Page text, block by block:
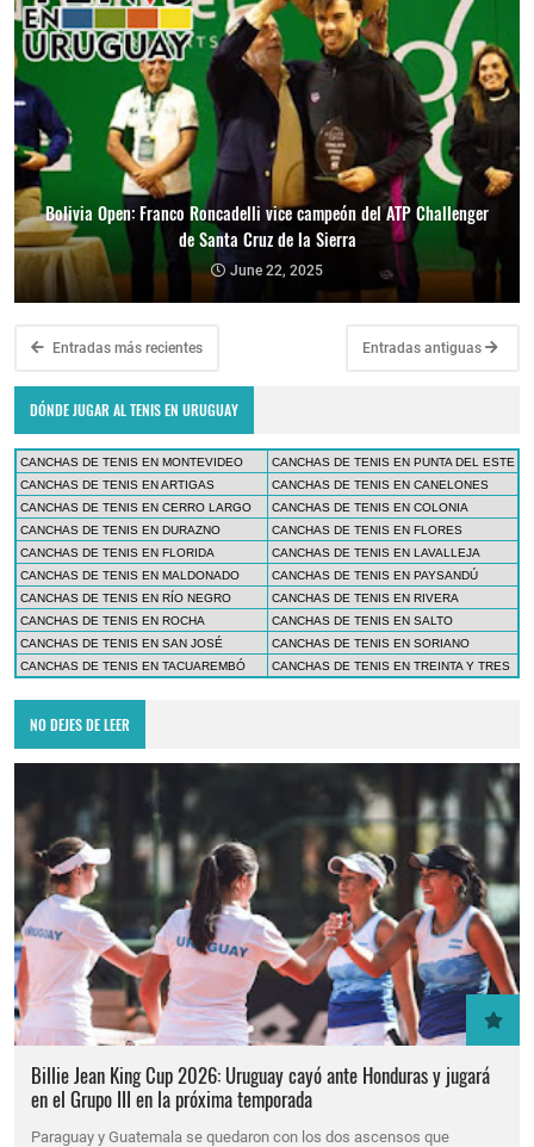
Bolivia Open: Franco Roncadelli vice campeón del ATP Challenger
de Santa Cruz de la Sierra
June 22, 2025
Entradas más recientes Entradas antiguas
DÓNDE JUGAR AL TENIS EN URUGUAY
CANCHAS DE TENIS EN MONTEVIDEO
CANCHAS DE TENIS EN PUNTA DEL ESTE
CANCHAS DE TENIS EN ARTIGAS
CANCHAS DE TENIS EN CANELONES
CANCHAS DE TENIS EN CERRO LARGO
CANCHAS DE TENIS EN COLONIA
CANCHAS DE TENIS EN DURAZNO
CANCHAS DE TENIS EN FLORES
CANCHAS DE TENIS EN FLORIDA
CANCHAS DE TENIS EN LAVALLEJA
CANCHAS DE TENIS EN MALDONADO
CANCHAS DE TENIS EN PAYSANDÚ
CANCHAS DE TENIS EN RÍO NEGRO
CANCHAS DE TENIS EN RIVERA
CANCHAS DE TENIS EN ROCHA
CANCHAS DE TENIS EN SALTO
CANCHAS DE TENIS EN SAN JOSÉ
CANCHAS DE TENIS EN SORIANO
CANCHAS DE TENIS EN TACUAREMBÓ
CANCHAS DE TENIS EN TREINTA Y TRES
NO DEJES DE LEER
Billie Jean King Cup 2026: Uruguay cayó ante Honduras y jugará
en el Grupo III en la próxima temporada
Paraguay y Guatemala se quedaron con los dos ascensos que